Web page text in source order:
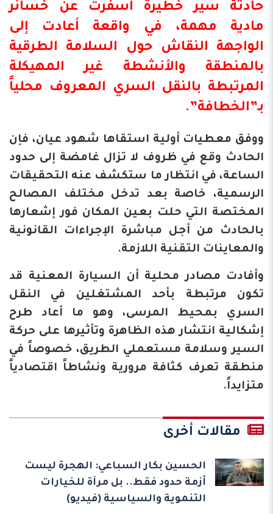
حادثة سير خطيرة أسفرت عن خسائر
مادية مهمة، في واقعة أعادت إلى
الواجهة النقاش حول السلامة الطرقية
بالمنطقة والأنشطة غير المهيكلة
المرتبطة بالنقل السري
المعروف محلياً
بـ”الخطافة”.
ووفق معطيات أولية استقاها شهود عيان، فإن
الحادث وقع في ظروف لا تزال غامضة إلى حدود
الساعة، في انتظار ما ستكشف عنه التحقيقات
الرسمية، خاصة بعد تدخل مختلف المصالح
المختصة التي حلت بعين المكان فور إشعارها
بالحادث من أجل مباشرة الإجراءات القانونية
والمعاينات التقنية اللازمة.
وأفادت مصادر محلية أن السيارة المعنية قد
تكون مرتبطة بأحد المشتغلين في النقل
السري بمحيط المرسى، وهو ما أعاد طرح
إشكالية انتشار هذه الظاهرة وتأثيرها على حركة
السير وسلامة مستعملي الطريق، خصوصاً في
منطقة تعرف كثافة مرورية ونشاطاً اقتصادياً
متزايداً.
مقالات أخرى
الحسين بكار السباعي: الهجرة ليست
أزمة حدود فقط.. بل مرآة للخيارات
التنموية والسياسية (فيديو)